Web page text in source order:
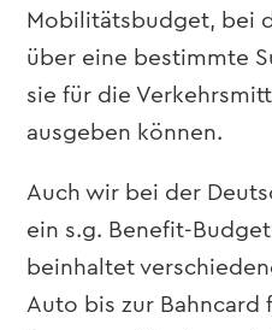
Mobilitätsbudget, bei
über eine bestimmte
sie für die
ausgeben können.
Auch wir bei der
ein s.g. Benefit-
beinhaltet
Auto bis zur Bahncard